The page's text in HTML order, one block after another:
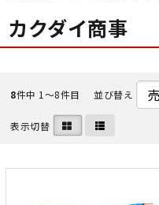
カクダイ商事
8件中 1〜8件目 並び替え
表示切替